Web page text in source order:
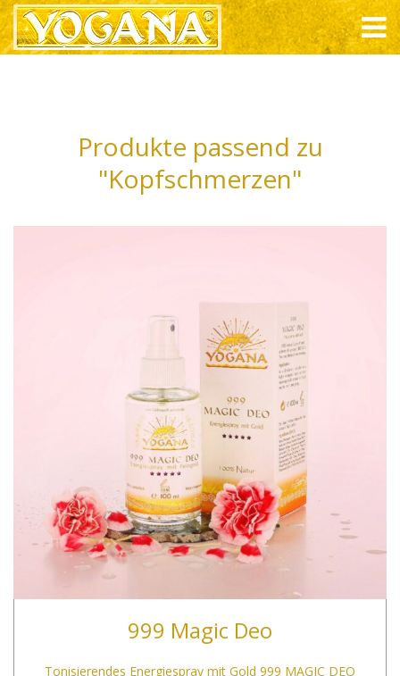
Produkte passend zu
"Kopfschmerzen"
999 Magic Deo
Tonisierendes Energiespray mit Gold 999 MAGIC DEO